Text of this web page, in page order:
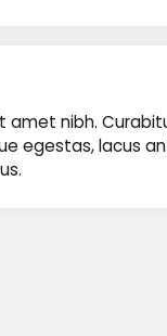
nibh.
egestas, lacus